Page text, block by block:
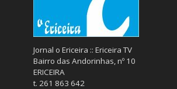
Jornal o Ericeira :: Ericeira TV
Bairro das Andorinhas, nº 10
ERICEIRA
t. 261 863 642